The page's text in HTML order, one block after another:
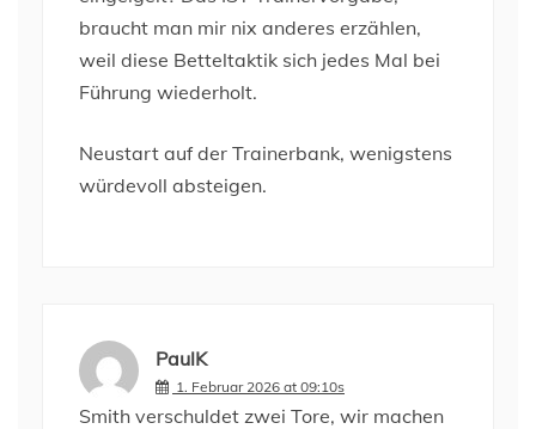
braucht man mir nix anderes erzählen,
weil diese Betteltaktik sich jedes Mal bei
Führung wiederholt.
Neustart auf der Trainerbank, wenigstens
würdevoll absteigen.
PaulK
1. Februar 2026 at 09:10s
Smith verschuldet zwei Tore, wir machen